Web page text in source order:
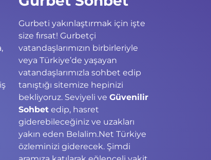
Gurbeti yakınlaştırmak için işte
size fırsat! Gurbetçi
vatandaşlarımızın birbirleriyle
veya Türkiye’de yaşayan
vatandaşlarımızla sohbet edip
tanıştığı sitemize hepinizi
bekliyoruz. Seviyeli ve Güvenilir
Sohbet edip, hasret
giderebileceğiniz ve uzakları
yakın eden Belalim.Net Türkiye
özleminizi giderecek. Şimdi